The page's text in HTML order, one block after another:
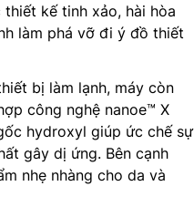
kế tinh xảo, hài hòa
làm phá vỡ đi ý đồ thiết
bị làm lạnh, máy còn
công nghệ nanoe™ X
hydroxyl giúp ức chế sự
gây dị ứng. Bên cạnh
nhẹ nhàng cho da và